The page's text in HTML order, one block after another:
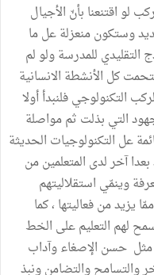
لو اقتنعنا بأنّ الأجيال
وستكون منعزلة عل ما
التقليدي للمدرسة ولو لم
كل الأنشطة الانسانية
التكنولوجي فلنبدأ أولا
التي بذلت ثم مواصلة
عل التكنولوجيات الحديثة
آخر لدى المتعلمين من
وينمّي استقلاليتهم
يزيد من فعاليتها ، كما
لهم التعليم على الخط
مثل حسن الإصغاء وآداب
والتسامح والتضامن ونبذ